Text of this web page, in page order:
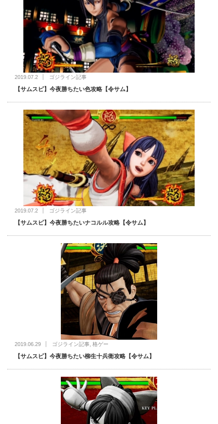
2019.07.2 ゴジライン記事
【サムスピ】今夜勝ちたい色攻略【令サム】
2019.07.2 ゴジライン記事
【サムスピ】今夜勝ちたいナコルル攻略【令サム】
2019.06.29 ゴジライン記事 格ゲー
【サムスピ】今夜勝ちたい柳生十兵衛攻略【令サム】